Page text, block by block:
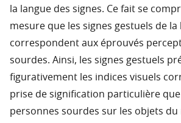
la langue des signes. Ce fait se
mesure que les signes gestuels de la
correspondent aux éprouvés
sourdes. Ainsi, les signes gestuels
figurativement les indices visuels
prise de signification particulière
personnes sourdes sur les objets